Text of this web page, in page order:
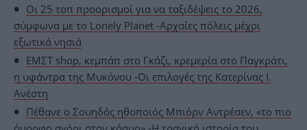
Οι 25 τοπ προορισμοί για να ταξιδέψεις το 2026,
σύμφωνα με το Lonely Planet -Αρχαίες πόλεις μέχρι
εξωτικά νησιά
ΕΜΣΤ shop, κεμπάπ στο Γκάζι, κρεμερία στο Παγκράτι,
η υφάντρα της Μυκόνου -Oι επιλογές της Κατερίνας Ι.
Ανέστη
Πέθανε ο Σουηδός ηθοποιός Μπιόρν Αντρέσεν, «το πιο